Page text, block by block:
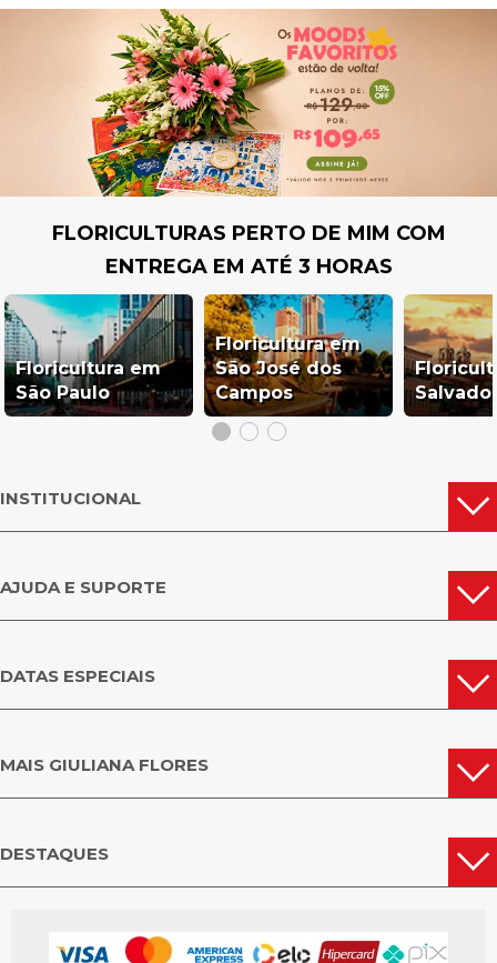
FLORICULTURAS PERTO DE MIM COM
ENTREGA EM ATÉ 3 HORAS
Floricultura em
São Paulo
Floricultura em
São José dos
Campos
INSTITUCIONAL
AJUDA E SUPORTE
DATAS ESPECIAIS
MAIS GIULIANA FLORES
DESTAQUES